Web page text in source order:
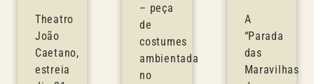
Theatro
João
Caetano,
estreia
– peça
de
costumes
ambientada
no
A
“Parada
das
Maravilhas